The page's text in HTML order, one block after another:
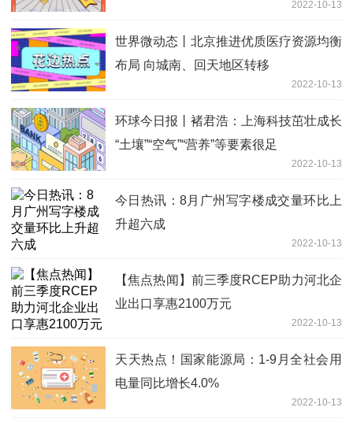
2022-10-13
世界微动态丨北京推进优质医疗资源均衡
布局 向城南、回天地区转移
2022-10-13
环球今日报丨褚君浩：上海科技茁壮成长
“土壤”“空气”“营养”等要素很足
2022-10-13
今日热讯：8月广州写字楼成交量环比上
升超六成
2022-10-13
【焦点热闻】前三季度RCEP助力河北企
业出口享惠2100万元
2022-10-13
天天热点！国家能源局：1-9月全社会用
电量同比增长4.0%
2022-10-13